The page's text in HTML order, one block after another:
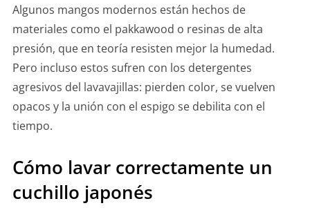
Algunos mangos modernos están hechos de
materiales como el pakkawood o resinas de alta
presión, que en teoría resisten mejor la humedad.
Pero incluso estos sufren con los detergentes
agresivos del lavavajillas: pierden color, se vuelven
opacos y la unión con el espigo se debilita con el
tiempo.
Cómo lavar correctamente un
cuchillo japonés